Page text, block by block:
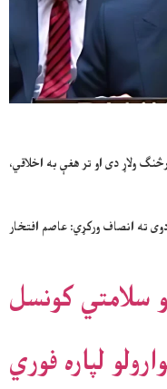
ولاړ دی او تر هغې به اخلاقي،
ته انصاف ورکړي: عاصم افتخار
سلامتي کونسل
لپاره فوري